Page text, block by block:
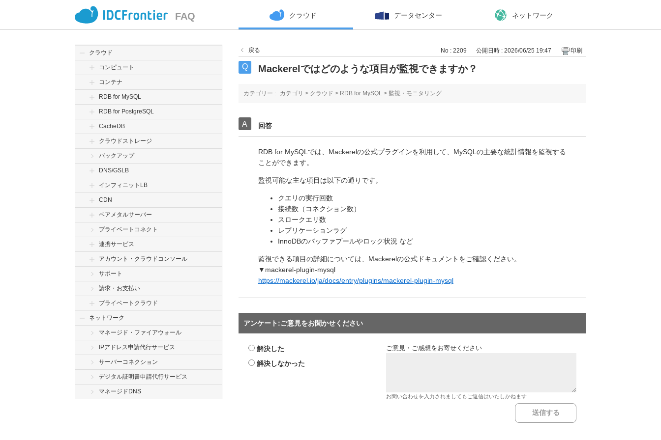
FAQ クラウド データセンター ネットワーク
クラウド
コンピュート
コンテナ
RDB for MySQL
RDB for PostgreSQL
CacheDB
クラウドストレージ
バックアップ
DNS/GSLB
インフィニットLB
CDN
ベアメタルサーバー
プライベートコネクト
連携サービス
アカウント・クラウドコンソール
サポート
請求・お支払い
プライベートクラウド
ネットワーク
マネージド・ファイアウォール
IPアドレス申請代行サービス
サーバーコネクション
デジタル証明書申請代行サービス
マネージドDNS
戻る No : 2209 公開日時 : 2026/06/25 19:47 印刷
Mackerelではどのような項目が監視できますか？
カテゴリー : カテゴリ > クラウド > RDB for MySQL> 監視・モニタリング
回答
RDB for MySQLでは、Mackerelの公式プラグインを利用して、MySQLの主要な統計情報を監視する
ことができます。
監視可能な主な項目は以下の通りです。
クエリの実行回数
接続数（コネクション数）
スロークエリ数
レプリケーションラグ
InnoDBのバッファプールやロック状況 など
監視できる項目の詳細については、Mackerelの公式ドキュメントをご確認ください。
▼mackerel-plugin-mysql
https://mackerel.io/ja/docs/entry/plugins/mackerel-plugin-mysql
アンケート:ご意見をお聞かせください
解決した
解決しなかった
ご意見・ご感想をお寄せください
お問い合わせを入力されましてもご返信はいたしかねます